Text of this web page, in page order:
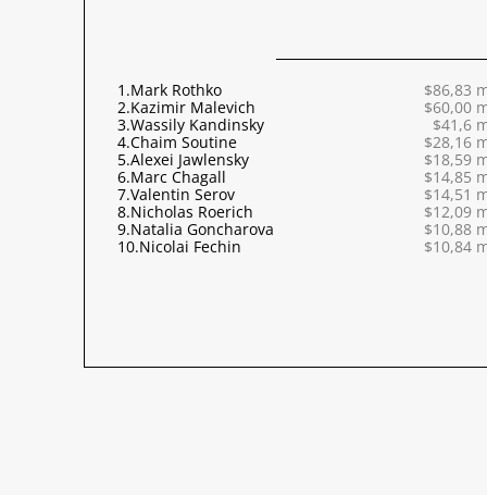
1.Mark Rothko
$86,83
2.Kazimir Malevich
$60,00
3.Wassily Kandinsky
$41,6
4.Chaim Soutine
$28,16
5.Alexei Jawlensky
$18,59
6.Marc Chagall
$14,85
7.Valentin Serov
$14,51
8.Nicholas Roerich
$12,09
9.Natalia Goncharova
$10,88
10.Nicolai Fechin $10,84